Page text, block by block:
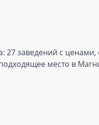
заведений с
место в